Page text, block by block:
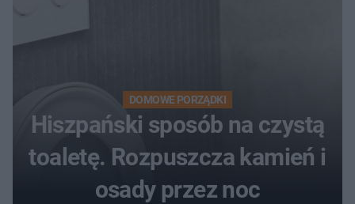
DOMOWE PORZĄDKI
Hiszpański sposób na czystą
toaletę. Rozpuszcza kamień i
osady przez noc